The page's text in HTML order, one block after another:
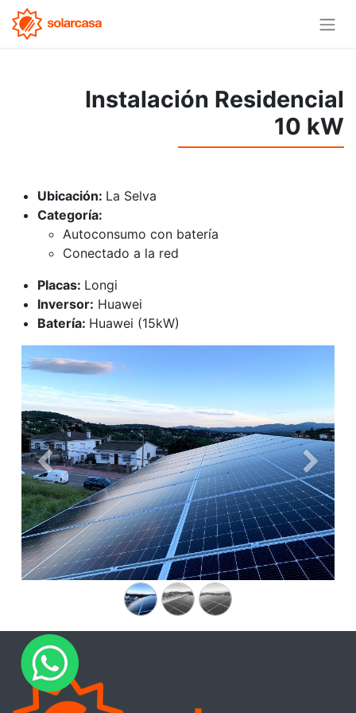
Instalación Residencial
10 kW
Ubicación: La Selva
Categoría:
Autoconsumo con batería
Conectado a la red
Placas: Longi
Inversor: Huawei
Batería: Huawei (15kW)
Anterior